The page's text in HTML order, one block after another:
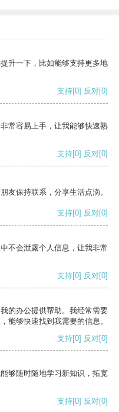
升一下，比如能够支持更多地
支持[0] 反对[0]
常容易上手，让我能够快速熟
支持[0] 反对[0]
友保持联系，分享生活点滴。
支持[0] 反对[0]
不会泄露个人信息，让我非常
支持[0] 反对[0]
的办公提供帮助。我经常需要
能够快速找到我需要的信息。
支持[0] 反对[0]
够随时随地学习新知识，拓宽
支持[0] 反对[0]